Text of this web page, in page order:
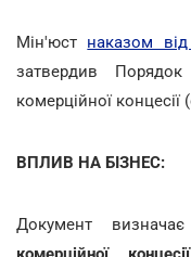
Мін'юст наказом
затвердив Порядок
комерційної концесії
ВПЛИВ НА БІЗНЕС:
Документ